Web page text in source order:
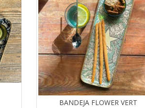
BANDEJA FLOWER VERT